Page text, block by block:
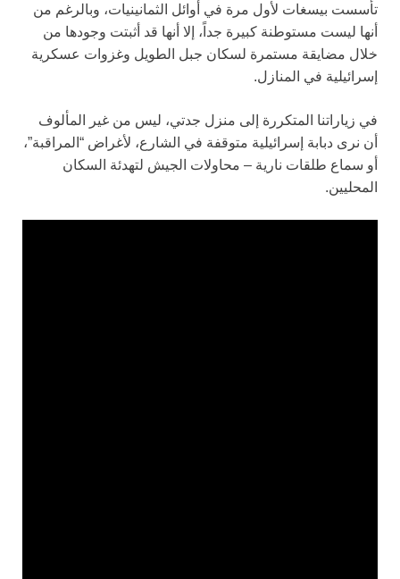
تأسست بيسغات لأول مرة في أوائل الثمانينيات، وبالرغم من
أنها ليست مستوطنة كبيرة جداً، إلا أنها قد أثبتت وجودها من
خلال مضايقة مستمرة لسكان جبل الطويل وغزوات عسكرية
إسرائيلية في المنازل.
في زياراتنا المتكررة إلى منزل جدتي، ليس من غير المألوف
أن نرى دبابة إسرائيلية متوقفة في الشارع، لأغراض “المراقبة”،
أو سماع طلقات نارية – محاولات الجيش لتهدئة السكان
المحليين.